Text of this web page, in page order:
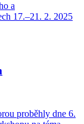
a
17.–21. 2. 2025
proběhly dne 6.